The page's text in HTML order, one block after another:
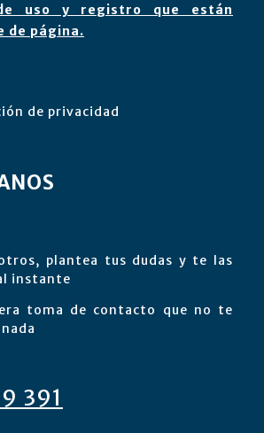
uso y registro que están
de página.
de privacidad
plantea tus dudas y te las
instante
toma de contacto que no te
391